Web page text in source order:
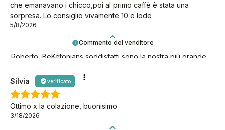
Commento del venditore
Roberto, BeKetonians soddisfatti sono la nostra più grande
che emanavano i chicco,poi al primo caffè è stata una
sorpresa. Lo consiglio vivamente 10 e lode
5/8/2026
Silvia verificato
Ottimo x la colazione, buonisimo
3/18/2026